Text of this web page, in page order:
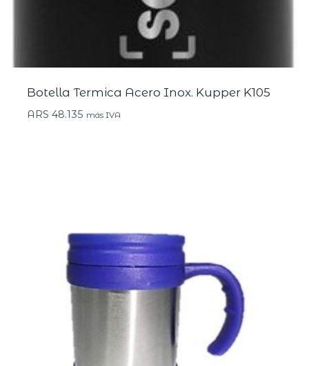
Botella Termica Acero Inox. Kupper K105
ARS 48.135 más IVA